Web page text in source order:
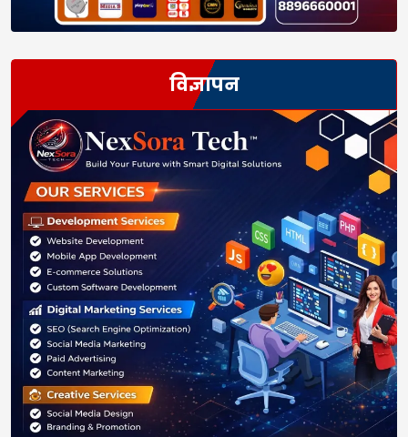
विज्ञापन